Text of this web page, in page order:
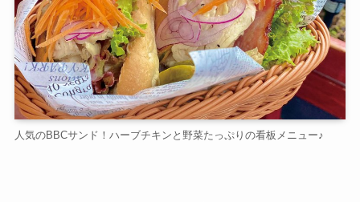
人気のBBCサンド！ハーブチキンと野菜たっぷりの看板メニュー♪